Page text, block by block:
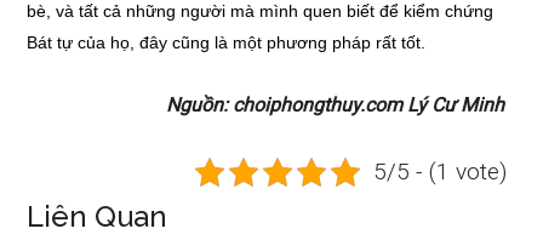
bè, và tất cả những người mà mình quen biết để kiểm chứng
Bát tự của họ, đây cũng là một phương pháp rất tốt.
Nguồn: choiphongthuy.com Lý Cư Minh
5/5 - (1 vote)
Liên Quan